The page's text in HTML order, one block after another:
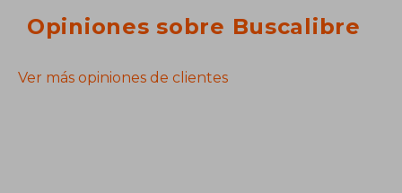
Opiniones sobre Buscalibre
Ver más opiniones de clientes